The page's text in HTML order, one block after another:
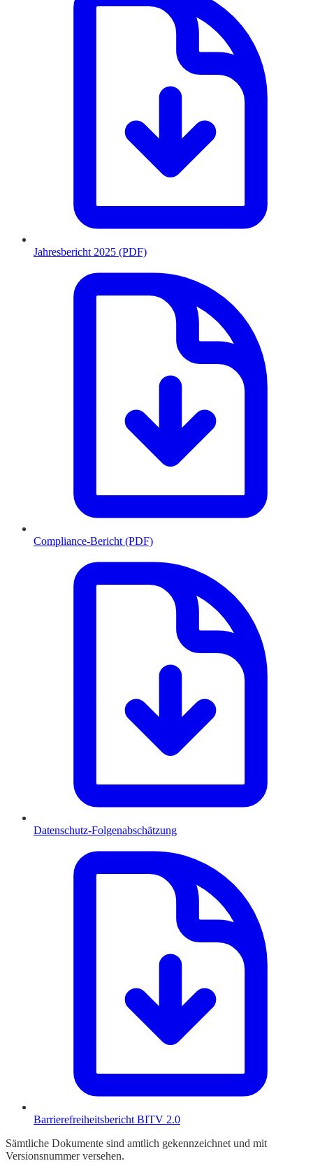
Jahresbericht 2025 (PDF)
Compliance-Bericht (PDF)
Datenschutz-Folgenabschätzung
Barrierefreiheitsbericht BITV 2.0
Sämtliche Dokumente sind amtlich gekennzeichnet und mit
Versionsnummer versehen.